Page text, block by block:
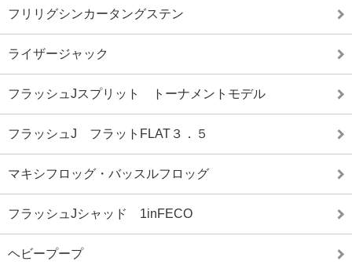
フリリグシンカータングステン
ライザージャック
フラッシュJスプリット トーナメントモデル
フラッシュJ フラットFLAT３．５
マキシフロッグ・バッスルフロッグ
フラッシュJシャッド 1inFECO
ヘビープープ